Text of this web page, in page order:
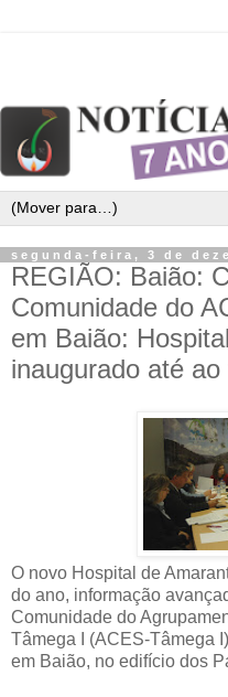
segunda-feira, 3 de
REGIÃO: Baião:
Comunidade do
em Baião:
inaugurado até
O novo Hospital de
do ano, informação
Comunidade do
Tâmega I (ACES-Tâmega
em Baião, no edifício dos